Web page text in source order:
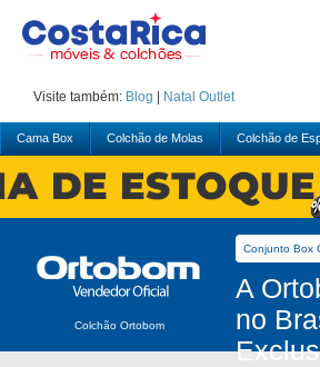
Visite também: Blog Natal Outlet
Cama Box Colchão de Molas Colchão de
Colchão Ortobom
Conjunto Box
A
no